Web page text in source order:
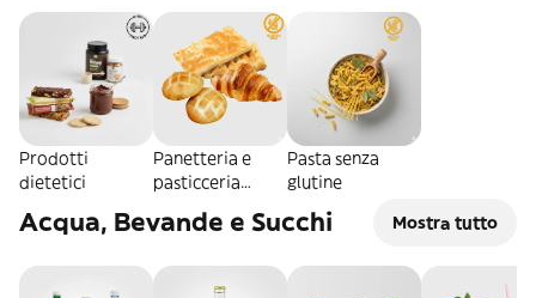
Prodotti
dietetici
Panetteria e
pasticceria
Pasta senza
glutine
Acqua, Bevande e Succhi Mostra tutto